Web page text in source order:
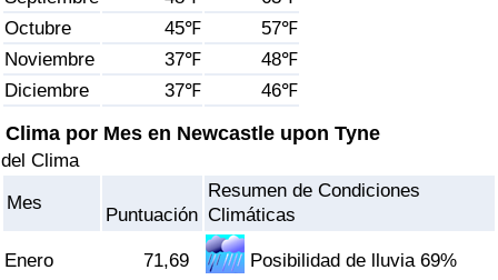
Octubre
45℉
57℉
Noviembre
37℉
48℉
Diciembre
37℉ 46℉
Clima por Mes en Newcastle upon Tyne
del Clima
Mes
Puntuación
Resumen de Condiciones
Climáticas
Enero 71,69 Posibilidad de lluvia 69%
Índice de criminalidad por país
Sanidad
Índice de Sanidad (Actual)
Índice de Sanidad por País